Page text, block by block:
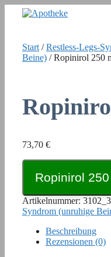
Inhalt
Start /Restless-Legs-
Beine) / Ropinirol 250
73,70 €
Ropinirol
Artikelnummer:
Syndrom (unruhige
Beschreibung
Rezensionen (0)